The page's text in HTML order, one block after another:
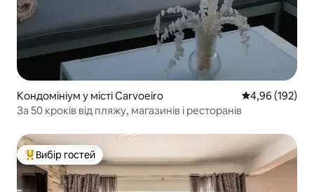
Кондомініум у місті Carvoeiro Середня
4,96 (192)
За 50 кроків від пляжу, магазинів і ресторанів
Топ вибір гостей
Вибір гостей